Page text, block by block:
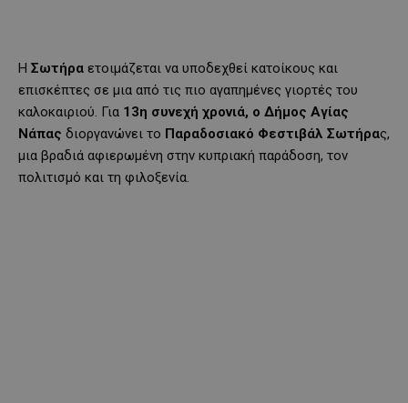
Η Σωτήρα ετοιμάζεται να υποδεχθεί κατοίκους και
επισκέπτες σε μια από τις πιο αγαπημένες γιορτές του
καλοκαιριού. Για 13η συνεχή χρονιά, ο Δήμος Αγίας
Νάπας διοργανώνει το Παραδοσιακό Φεστιβάλ Σωτήρας,
μια βραδιά αφιερωμένη στην κυπριακή παράδοση, τον
πολιτισμό και τη φιλοξενία.